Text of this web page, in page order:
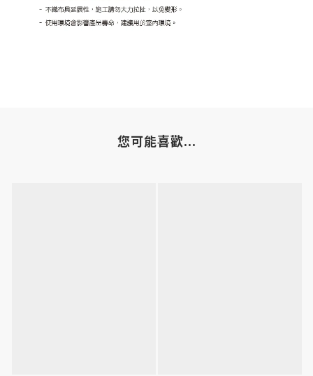
您可能喜歡...